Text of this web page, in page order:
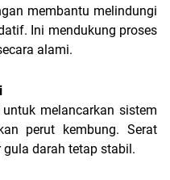
membantu melindungi
Ini mendukung proses
alami.
melancarkan sistem
perut kembung. Serat
darah tetap stabil.